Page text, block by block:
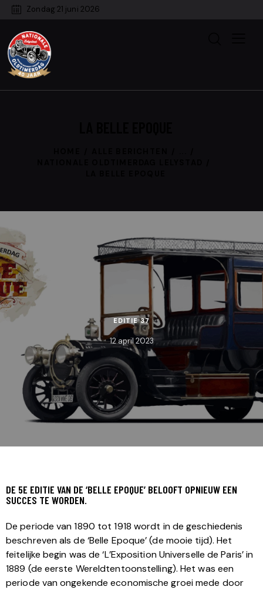
Zondag 21 juni 2026
EDITIE 37
12 april 2023
DE 5E EDITIE VAN DE ‘BELLE EPOQUE’ BELOOFT OPNIEUW EEN
SUCCES TE WORDEN.
De periode van 1890 tot 1918 wordt in de geschiedenis
beschreven als de ‘Belle Epoque’ (de mooie tijd). Het
feitelijke begin was de ‘L’Exposition Universelle de Paris’ in
1889 (de eerste Wereldtentoonstelling). Het was een
periode van ongekende economische groei mede door